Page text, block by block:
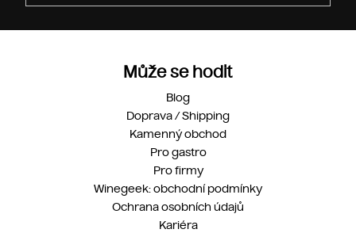
u
Může se hodit
Blog
Doprava / Shipping
Kamenný obchod
Pro gastro
Pro firmy
Winegeek: obchodní podmínky
Ochrana osobních údajů
Kariéra